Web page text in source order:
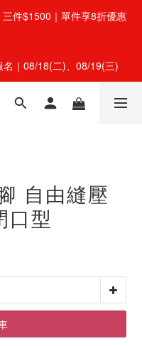
件$1500｜單件享8折優惠
名｜08/18(二)、08/19(三)
自由縫壓
口型